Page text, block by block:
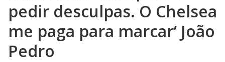
pedir desculpas. O Chelsea
me paga para marcar’ João
Pedro